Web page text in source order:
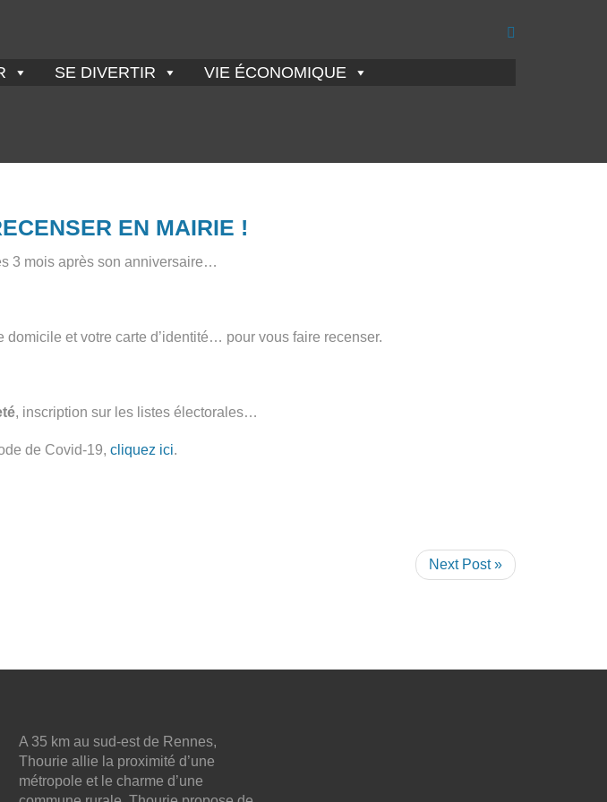
SE DIVERTIR VIE ÉCONOMIQUE
EN MAIRIE !
3 mois après son anniversaire…
et votre carte d’identité… pour vous faire recenser.
, inscription sur les listes électorales…
de Covid-19, cliquez ici.
Next Post »
A 35 km au sud-est de Rennes,
Thourie allie la proximité d’une
métropole et le charme d’une